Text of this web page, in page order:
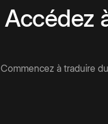
Accédez
Commencez à traduire